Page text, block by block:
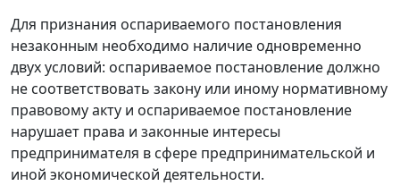
Для признания оспариваемого постановления
незаконным необходимо наличие одновременно
двух условий: оспариваемое постановление должно
не соответствовать закону или иному нормативному
правовому акту и оспариваемое постановление
нарушает права и законные интересы
предпринимателя в сфере предпринимательской и
иной экономической деятельности.